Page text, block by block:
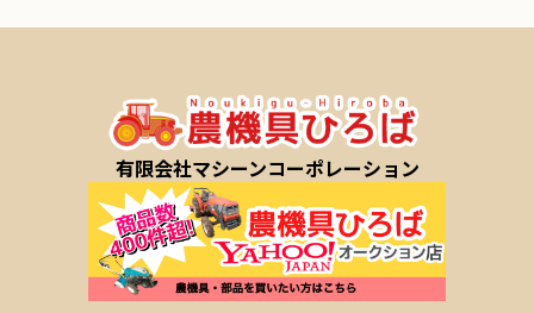
有限会社マシーンコーポレーション